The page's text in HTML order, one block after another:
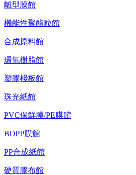
離型膜館
機能性聚酯粒館
合成原料館
環氧樹脂館
塑膠棧板館
珠光紙館
PVC保鮮膜/PE膜館
BOPP膜館
PP合成紙館
硬質膠布館